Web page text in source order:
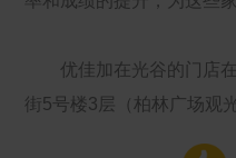
优佳加在光谷的门店
街5号楼3层（柏林广场观